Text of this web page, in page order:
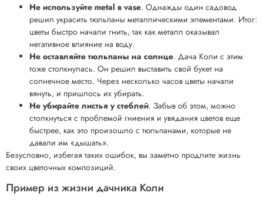
Не используйте metal в vase. Однажды один садовод
решил украсить тюльпаны металлическими элементами. Итог:
цветы быстро начали гнить, так как металл оказывал
негативное влияние на воду.
Не оставляйте тюльпаны на солнце. Дача Коли с этим
тоже столкнулась. Он решил выставить свой букет на
солнечное место. Через несколько часов цветы начали
вянуть, и пришлось их убирать.
Не убирайте листья у стеблей. Забыв об этом, можно
столкнуться с проблемой гниения и увядания цветов еще
быстрее, как это произошло с тюльпанами, которые не
давали им «дышать».
Безусловно, избегая таких ошибок, вы заметно продлите жизнь
своих цветочных композиций.
Пример из жизни дачника Коли